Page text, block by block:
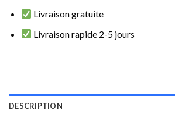
Livraison gratuite
Livraison rapide 2-5 jours
DESCRIPTION